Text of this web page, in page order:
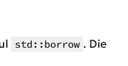
std::borrow . Die